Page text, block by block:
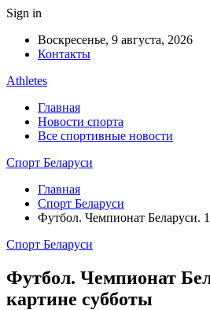
Sign in
Воскресенье, 9 августа, 2026
Контакты
Athletes
Главная
Новости спорта
Все спортивные новости
Спорт Беларуси
Главная
Спорт Беларуси
Футбол. Чемпионат Беларуси.
Спорт Беларуси
Футбол. Чемпионат
картине субботы